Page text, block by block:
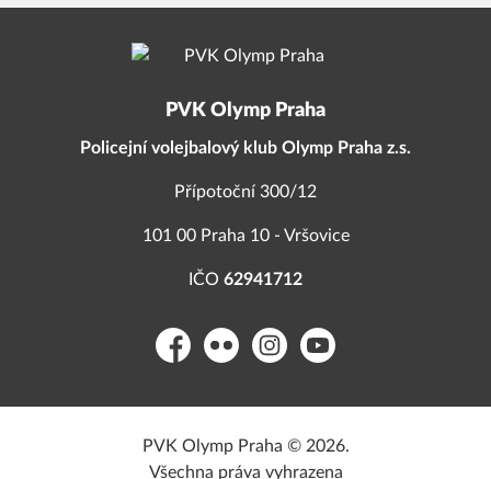
PVK Olymp Praha
Policejní volejbalový klub Olymp Praha z.s.
Přípotoční 300/12
101 00 Praha 10 - Vršovice
IČO 62941712
FacebookFlickr InstagramYouTube
PVK Olymp Praha © 2026.
Všechna práva vyhrazena